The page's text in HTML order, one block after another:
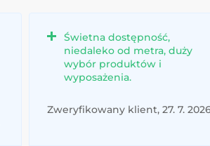
Świetna dostępność,
niedaleko od metra, duży
wybór produktów i
wyposażenia.
Zweryfikowany klient, 27. 7.